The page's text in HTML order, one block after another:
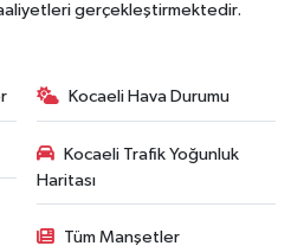
gerçekleştirmektedir.
Kocaeli Hava Durumu
Kocaeli Trafik Yoğunluk
Haritası
Tüm Manşetler